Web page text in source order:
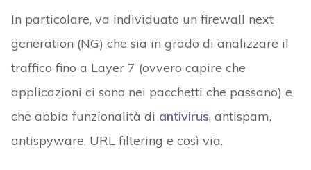
In particolare, va individuato un firewall next
generation (NG) che sia in grado di analizzare il
traffico fino a Layer 7 (ovvero capire che
applicazioni ci sono nei pacchetti che passano) e
che abbia funzionalità di antivirus, antispam,
antispyware, URL filtering e così via.